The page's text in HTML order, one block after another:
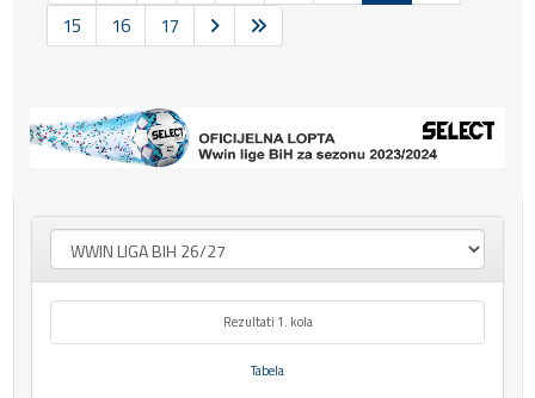
15
16 17
Rezultati 1. kola
Tabela